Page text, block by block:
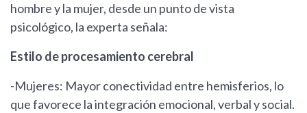
hombre y la mujer, desde un punto de vista
psicológico, la experta señala:
Estilo de procesamiento cerebral
-Mujeres: Mayor conectividad entre hemisferios, lo
que favorece la integración emocional, verbal y social.